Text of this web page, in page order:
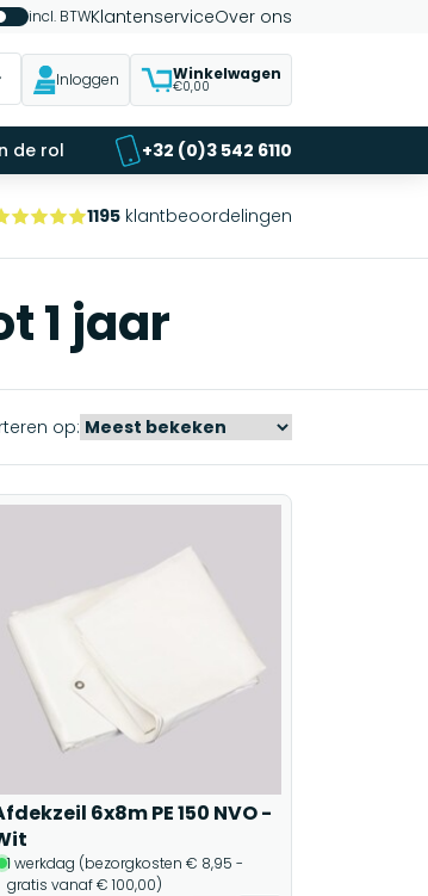
incl. BTWKlantenserviceOver ons
Inloggen Winkelwagen
€0,00
de rol +32 (0)3 542 6110
1195 klantbeoordelingen
1 jaar
op:
6x8m PE 150 NVO -
1 werkdag (bezorgkosten € 8,95 -
gratis vanaf € 100,00)